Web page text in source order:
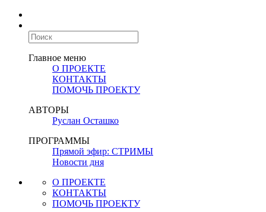
Главное меню
О ПРОЕКТЕ
КОНТАКТЫ
ПОМОЧЬ ПРОЕКТУ
АВТОРЫ
Руслан Осташко
ПРОГРАММЫ
Прямой эфир: СТРИМЫ
Новости дня
О ПРОЕКТЕ
КОНТАКТЫ
ПОМОЧЬ ПРОЕКТУ